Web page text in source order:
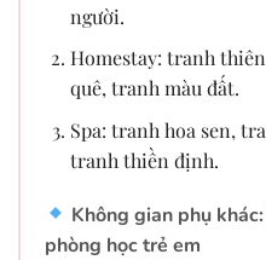
người.
Homestay: tranh
quê, tranh màu đất.
Spa: tranh hoa sen,
tranh thiền định.
Không gian phụ
phòng học trẻ em